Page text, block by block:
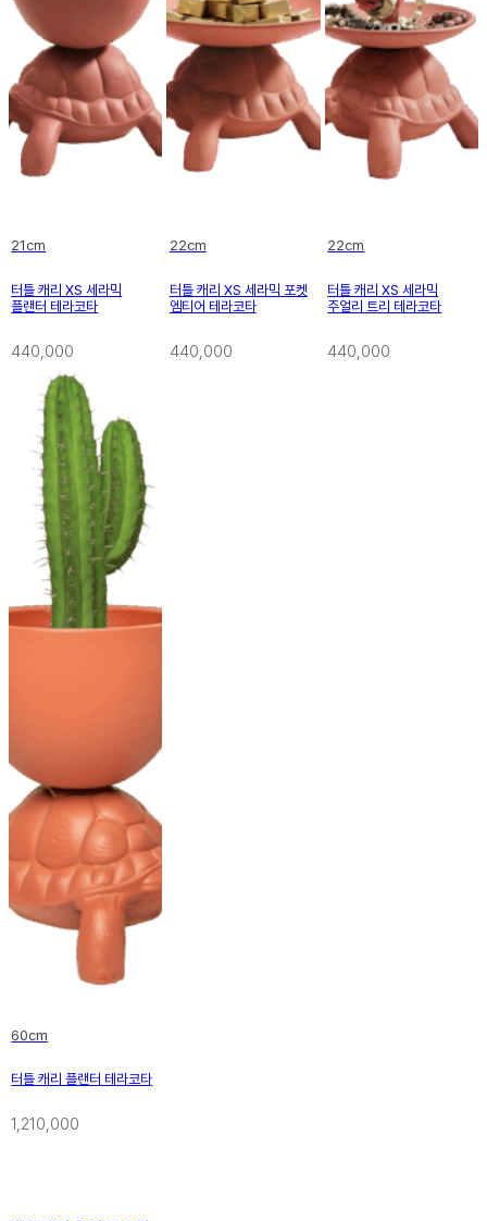
21cm
터틀 캐리 XS 세라믹
플랜터 테라코타
440,000
22cm
터틀 캐리 XS 세라믹 포켓
엠티어 테라코타
440,000
22cm
터틀 캐리 XS 세라믹
주얼리 트리 테라코타
440,000
60cm
터틀 캐리 플랜터 테라코타
1,210,000